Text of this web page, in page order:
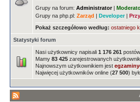
Grupy na forum: Administrator|
Grupy na php.pl: Zarząd | Developer|
Pokaż szczegółowo według: ostatniego
Statystyki forum
Nasi użytkownicy napisali 1 176 261 postów
Mamy 83 425 zarejestrowanych
Najnowszym użytkownikiem jest
Najwięcej użytkowników online (27 500)